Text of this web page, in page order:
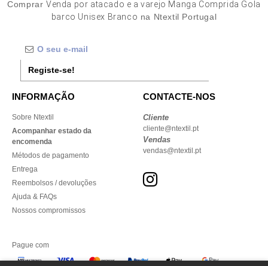
Comprar Venda por atacado e a varejo Manga Comprida Gola
barco Unisex Branco na Ntextil Portugal
Registe-se!
INFORMAÇÃO
Sobre Ntextil
Acompanhar estado da
encomenda
Métodos de pagamento
Entrega
Reembolsos / devoluções
Ajuda & FAQs
Nossos compromissos
CONTACTE-NOS
Cliente
cliente@ntextil.pt
Vendas
vendas@ntextil.pt
Pague com